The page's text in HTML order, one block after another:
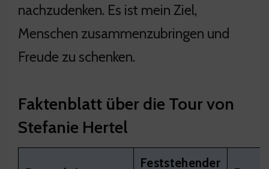
nachzudenken. Es ist mein Ziel,
Menschen zusammenzubringen und
Freude zu schenken.
Faktenblatt über die Tour von
Stefanie Hertel
Feststehender